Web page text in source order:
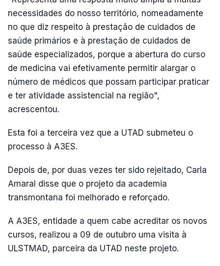
necessidades do nosso território, nomeadamente
no que diz respeito à prestação de cuidados de
saúde primários e à prestação de cuidados de
saúde especializados, porque a abertura do curso
de medicina vai efetivamente permitir alargar o
número de médicos que possam participar praticar
e ter atividade assistencial na região",
acrescentou.
Esta foi a terceira vez que a UTAD submeteu o
processo à A3ES.
Depois de, por duas vezes ter sido rejeitado, Carla
Amaral disse que o projeto da academia
transmontana foi melhorado e reforçado.
A A3ES, entidade a quem cabe acreditar os novos
cursos, realizou a 09 de outubro uma visita à
ULSTMAD, parceira da UTAD neste projeto.